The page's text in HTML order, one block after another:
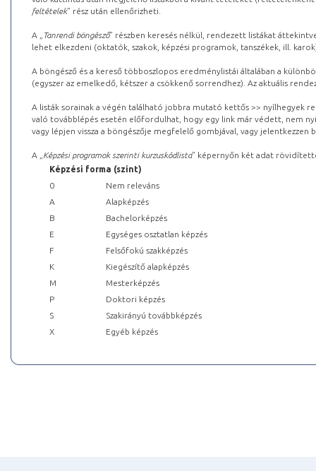
feltételek” rész után ellenőrizheti.
A „ Tanrendi böngésző” részben keresés nélkül, rendezett listákat
lehet elkezdeni (oktatók, szakok, képzési programok, tanszékek, ill.
A böngésző és a kereső többoszlopos eredménylistái általában a
(egyszer az emelkedő, kétszer a csökkenő sorrendhez). Az aktuális
A listák sorainak a végén található jobbra mutató kettős >> nyílhegyek
való továbblépés esetén előfordulhat, hogy egy link már védett, nem
vagy lépjen vissza a böngészője megfelelő gombjával, vagy
A „ Képzési programok szerinti kurzuskódlista” képernyőn két adat
Képzési forma (szint)
0
Nem releváns
A
Alapképzés
B
Bachelorképzés
E
Egységes osztatlan képzés
F
Felsőfokú szakképzés
K
Kiegészítő alapképzés
M
Mesterképzés
P
Doktori képzés
S
Szakirányú továbbképzés
X
Egyéb képzés